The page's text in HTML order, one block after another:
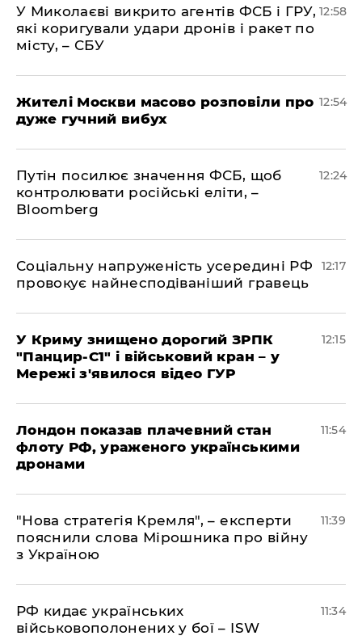
У Миколаєві викрито агентів ФСБ і ГРУ,
які коригували удари дронів і ракет по
місту, – СБУ
12:58
Жителі Москви масово розповіли про
дуже гучний вибух
12:54
Путін посилює значення ФСБ, щоб
контролювати російські еліти, –
Bloomberg
12:24
Соціальну напруженість усередині РФ
провокує найнесподіваніший гравець
12:17
У Криму знищено дорогий ЗРПК
"Панцир-С1" і військовий кран – у
Мережі з'явилося відео ГУР
12:15
Лондон показав плачевний стан
флоту РФ, ураженого українськими
дронами
11:54
"Нова стратегія Кремля", – експерти
пояснили слова Мірошника про війну
з Україною
11:39
РФ кидає українських
військовополонених у бої – ISW
11:34